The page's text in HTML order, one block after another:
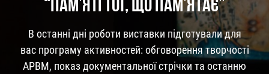
В останні дні роботи виставки підготували для
вас програму активностей: обговорення творчості
АРВМ, показ документальної стрічки та останню